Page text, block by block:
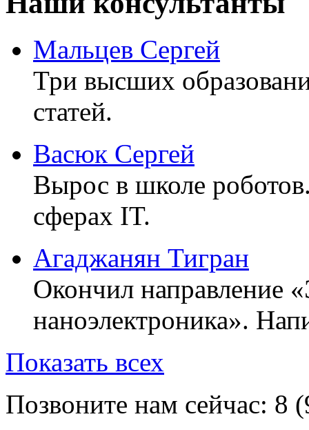
Мальцев Сергей
Три высших
статей.
Васюк Сергей
Вырос в школе
сферах IT.
Агаджанян Тигран
Окончил направление
наноэлектроника».
Показать всех
Позвоните нам сейчас: 8